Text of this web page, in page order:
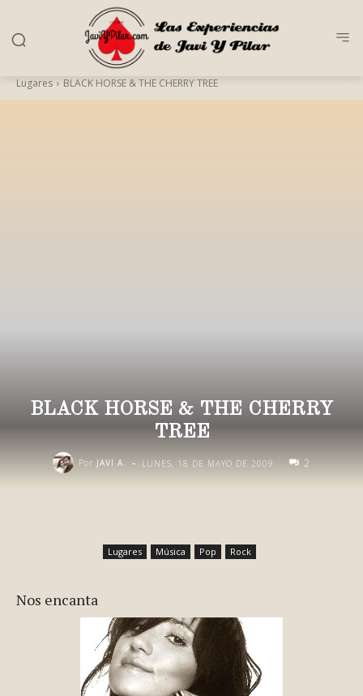
Lugares BLACK HORSE & THE CHERRY TREE
BLACK HORSE & THE CHERRY
TREE
Por JAVI A. - LUNES, 18 DE MAYO DE 2009 2
Lugares Música Pop Rock
Nos encanta